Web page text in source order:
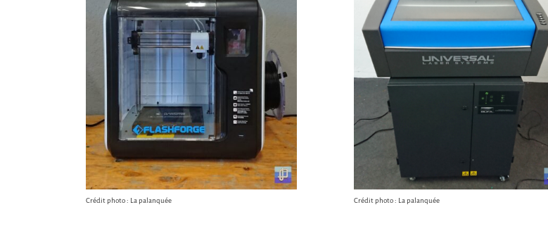
Crédit photo : La palanquée Crédit photo : La palanquée